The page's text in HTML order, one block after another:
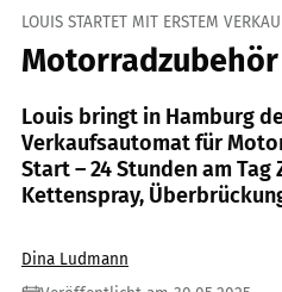
LOUIS STARTET MIT ERSTEM
Louis bringt in Hamburg
Verkaufsautomat für
Start – 24 Stunden am
Kettenspray,
Dina Ludmann